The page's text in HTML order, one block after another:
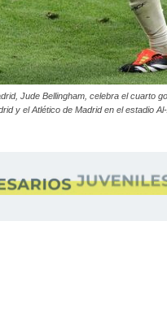
Jude Bellingham, celebra el cuarto
y el Atlético de Madrid en el estadio